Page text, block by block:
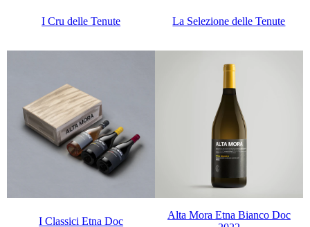
I Cru delle Tenute La Selezione delle Tenute
I Classici Etna Doc
Alta Mora Etna Bianco Doc